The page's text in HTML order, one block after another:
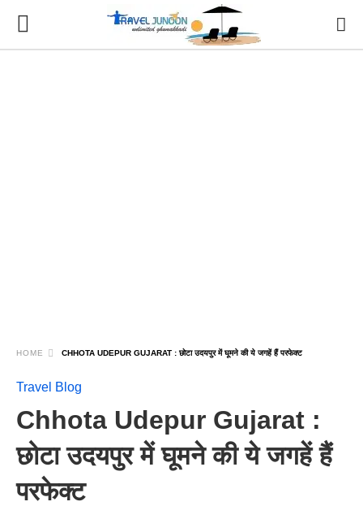
HOME CHHOTA UDEPUR GUJARAT : छोटा उदयपुर में घूमने की ये जगहें हैं परफेक्ट
Travel Blog
Chhota Udepur Gujarat :
छोटा उदयपुर में घूमने की ये जगहें हैं
परफेक्ट